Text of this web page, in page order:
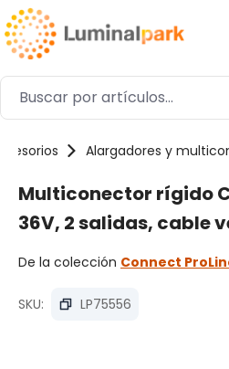
Saltar al contenido principal
Alargadores y
Multiconector rígido
36V, 2 salidas, cable
De la colección Connect
SKU: LP75556